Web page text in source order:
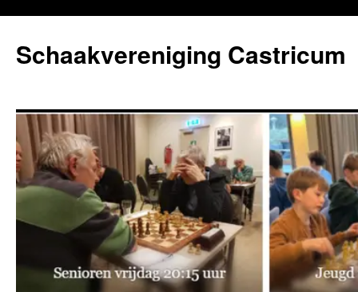
de
inhoud
Schaakvereniging Castricum